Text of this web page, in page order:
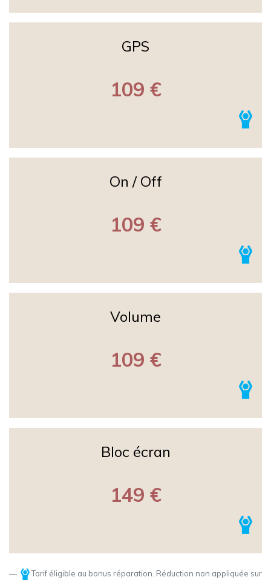
GPS
109 €
On / Off
109 €
Volume
109 €
Bloc écran
149 €
Tarif éligible au bonus réparation. Réduction non appliquée sur